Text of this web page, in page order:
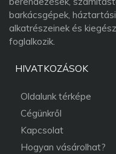
barkácsgépek,
alkatrészeinek és
foglalkozik.
HIVATKOZÁSOK
Oldalunk térképe
Cégünkről
Kapcsolat
Hogyan vásárolhat?